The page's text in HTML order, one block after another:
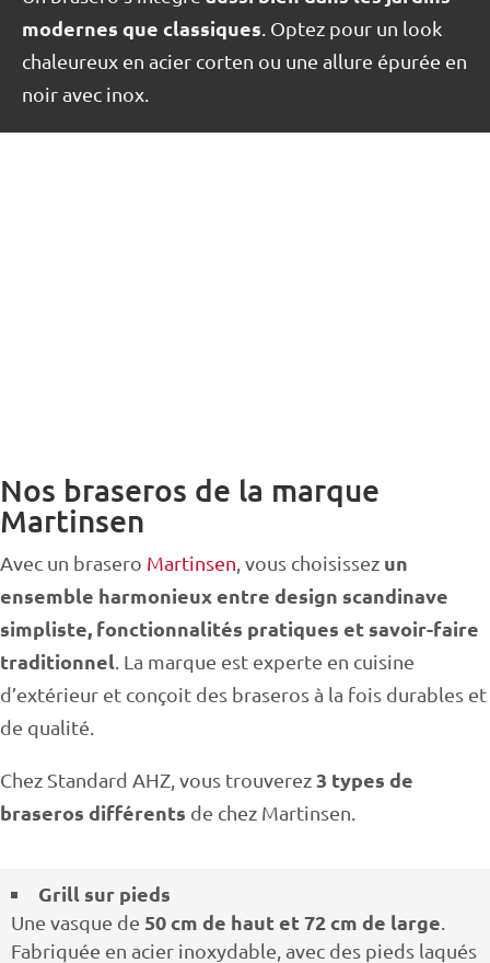
modernes que classiques . Optez pour un look
chaleureux en acier corten ou une allure épurée en
noir avec inox.
Nos braseros de la marque
Martinsen
Avec un brasero Martinsen , vous choisissez un
ensemble harmonieux entre design scandinave
simpliste, fonctionnalités pratiques et savoir-faire
traditionnel . La marque est experte en cuisine
d’extérieur et conçoit des braseros à la fois durables et
de qualité.
Chez Standard AHZ, vous trouverez3 types de
braseros différents de chez Martinsen.
Grill sur pieds
Une vasque de 50 cm de haut et 72 cm de large
Fabriquée en acier inoxydable, avec des pieds laqués